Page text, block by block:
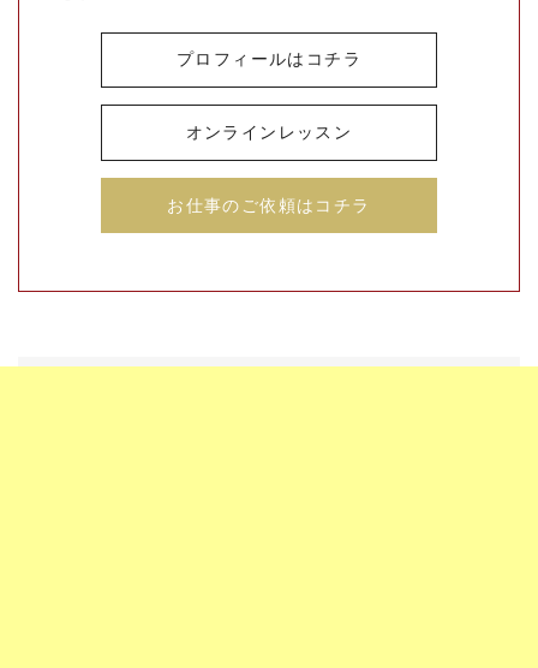
プロフィールはコチラ
オンラインレッスン
お仕事のご依頼はコチラ